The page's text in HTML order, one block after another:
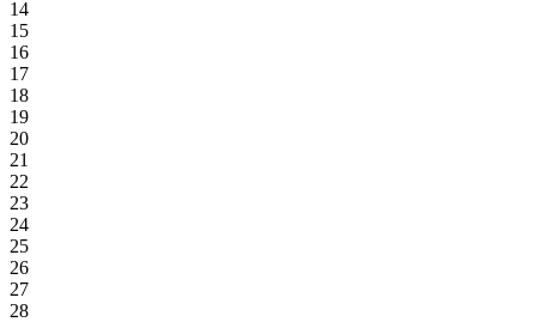
14
15
16
17
18
19
20
21
22
23
24
25
26
27
28